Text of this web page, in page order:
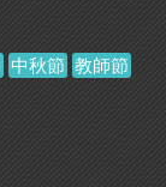
中秋節 教師節